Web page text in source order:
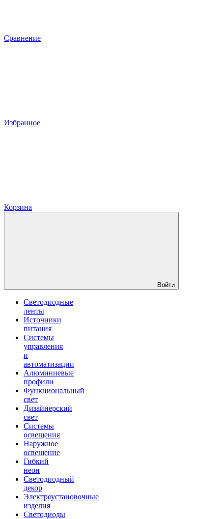
Сравнение
Избранное
Корзина
Войти
Светодиодные
ленты
Источники
питания
Системы
управления
и
автоматизации
Алюминиевые
профили
Функциональный
свет
Дизайнерский
свет
Системы
освещения
Наружное
освещение
Гибкий
неон
Светодиодный
декор
Электроустановочные
изделия
Светодиоды